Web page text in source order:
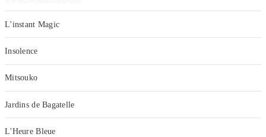
L'instant Magic
Insolence
Mitsouko
Jardins de Bagatelle
L'Heure Bleue